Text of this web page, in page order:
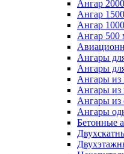
Ангар
Ангар
Ангар
Ангар 500
Ангары
Ангары
Ангары из
Ангары из
Ангары из
Ангары
Бетонные